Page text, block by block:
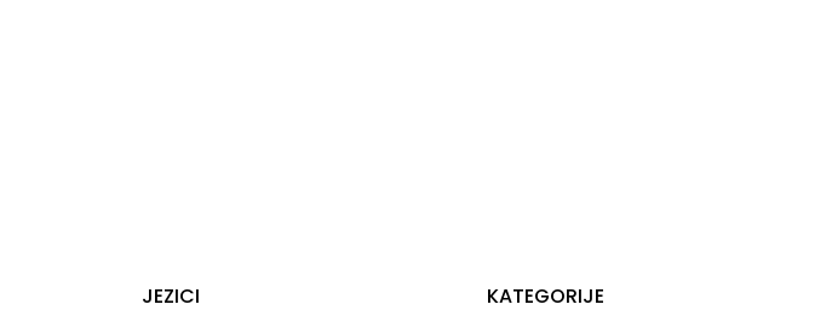
JEZICI KATEGORIJE